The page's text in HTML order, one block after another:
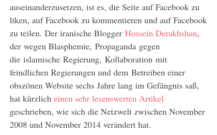
auseinanderzusetzen, ist es, die Seite auf Facebook zu
liken, auf Facebook zu kommentieren und auf Facebook
zu teilen. Der iranische Blogger Hossein Derakhshan,
der wegen Blasphemie, Propaganda gegen
die islamische Regierung, Kollaboration mit
feindlichen Regierungen und dem Betreiben einer
obszönen Website sechs Jahre lang im Gefängnis saß,
hat kürzlich einen sehr lesenswerten Artikel
geschrieben, wie sich die Netzwelt zwischen November
2008 und November 2014 verändert hat.